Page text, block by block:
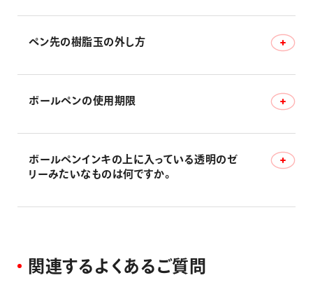
Ｘ仕様について
ペン先の樹脂玉の外し方
ペン先の樹脂玉の外し方。リフィル（替芯）の交換について
ボールペンの使用期限
ボールペンに使用期限はあるの？
ボールペンインキの上に入っている透明のゼ
リーみたいなものは何ですか。
ものは何ですか。
関 連する よ く ある ご質 問